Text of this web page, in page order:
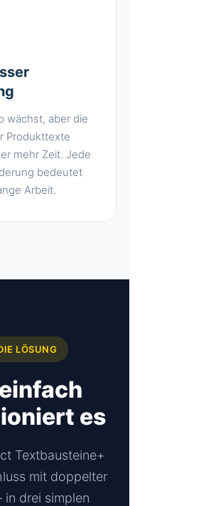
wächst, aber die
Produkttexte
mehr Zeit. Jede
bedeutet
Arbeit.
LÖSUNG
es
Textbausteine+
mit doppelter
in drei simplen